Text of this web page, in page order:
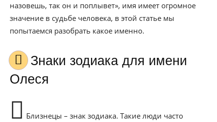
назовешь, так он и поплывет», имя имеет огромное
значение в судьбе человека, в этой статье мы
попытаемся разобрать какое именно.
Знаки зодиака для имени
Олеся
Близнецы – знак зодиака. Такие люди часто